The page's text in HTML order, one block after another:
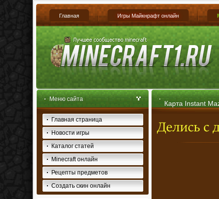
Главная Игры Майкнрафт онлайн
Меню сайта
Главная страница
Новости игры
Каталог статей
Minecraft онлайн
Рецепты предметов
Создать скин онлайн
Карта Instant